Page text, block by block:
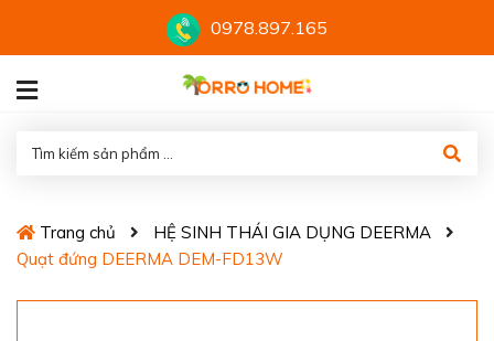
0978.897.165
Trang chủ
HỆ SINH THÁI GIA DỤNG DEERMA
Quạt đứng DEERMA DEM-FD13W